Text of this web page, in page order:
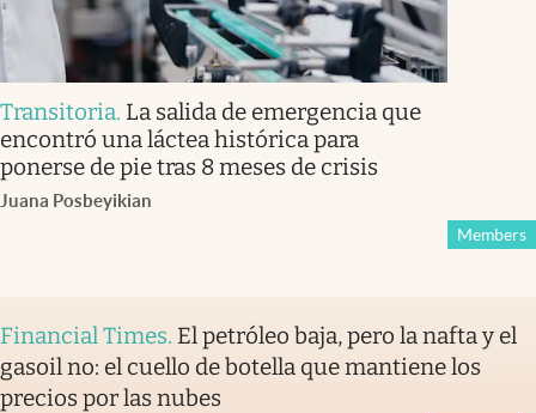
Transitoria. La salida de emergencia que
encontró una láctea histórica para
ponerse de pie tras 8 meses de crisis
Juana Posbeyikian
Members
Financial Times. El petróleo baja, pero la nafta y el
gasoil no: el cuello de botella que mantiene los
precios por las nubes